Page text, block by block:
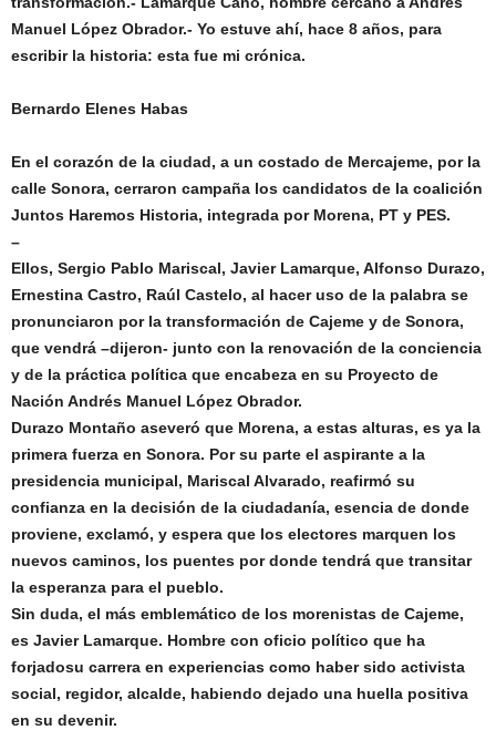
Manuel López Obrador.- Yo estuve ahí, hace 8 años, para
escribir la historia: esta fue mi crónica.
Bernardo Elenes Habas
En el corazón de la ciudad, a un costado de Mercajeme, por la
calle Sonora, cerraron campaña los candidatos de la coalición
Juntos Haremos Historia, integrada por Morena, PT y PES.
–
Ellos, Sergio Pablo Mariscal, Javier Lamarque, Alfonso Durazo,
Ernestina Castro, Raúl Castelo, al hacer uso de la palabra se
pronunciaron por la transformación de Cajeme y de Sonora,
que vendrá –dijeron- junto con la renovación de la conciencia
y de la práctica política que encabeza en su Proyecto de
Nación Andrés Manuel López Obrador.
Durazo Montaño aseveró que Morena, a estas alturas, es ya la
primera fuerza en Sonora. Por su parte el aspirante a la
presidencia municipal, Mariscal Alvarado, reafirmó su
confianza en la decisión de la ciudadanía, esencia de donde
proviene, exclamó, y espera que los electores marquen los
nuevos caminos, los puentes por donde tendrá que transitar
la esperanza para el pueblo.
Sin duda, el más emblemático de los morenistas de Cajeme,
es Javier Lamarque. Hombre con oficio político que ha
forjadosu carrera en experiencias como haber sido activista
social, regidor, alcalde, habiendo dejado una huella positiva
en su devenir.